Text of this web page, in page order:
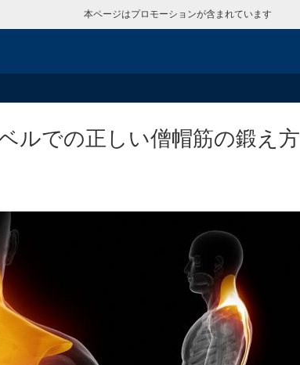
本ページはプロモーションが含まれています
ルでの正しい僧帽筋の鍛え方